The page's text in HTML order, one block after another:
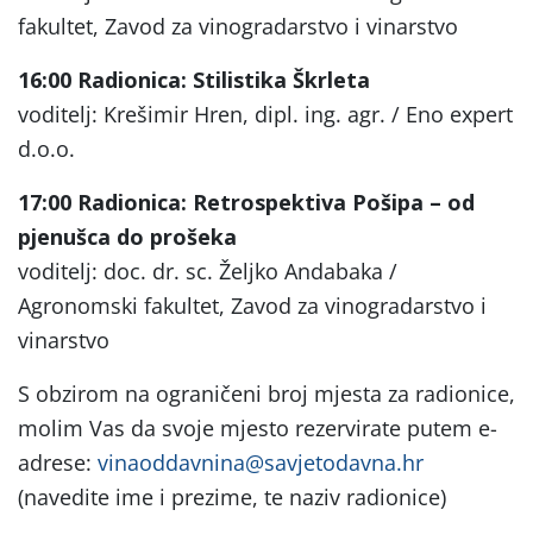
fakultet, Zavod za vinogradarstvo i vinarstvo
16:00 Radionica: Stilistika Škrleta
voditelj: Krešimir Hren, dipl. ing. agr. / Eno expert
d.o.o.
17:00 Radionica: Retrospektiva Pošipa – od
pjenušca do prošeka
voditelj: doc. dr. sc. Željko Andabaka /
Agronomski fakultet, Zavod za vinogradarstvo i
vinarstvo
S obzirom na ograničeni broj mjesta za radionice,
molim Vas da svoje mjesto rezervirate putem e-
adrese: vinaoddavnina@savjetodavna.hr
(navedite ime i prezime, te naziv radionice)